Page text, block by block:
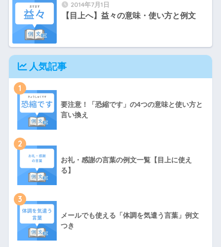
2014年7月1日
【目上へ】益々の意味・使い方と例文
人気記事
1
要注意！「恐縮です」の4つの意味と使い方と
言い換え
2
お礼・感謝の言葉の例文一覧【目上に使え
る】
3
メールでも使える「体調を気遣う言葉」例文
つき